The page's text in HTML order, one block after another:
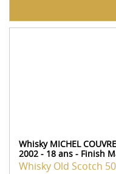
Whisky MICHEL
2002 - 18 ans - Finish
Whisky Old Scotch